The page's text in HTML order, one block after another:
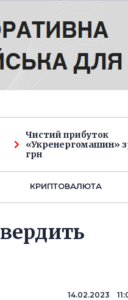
Чистий прибуток
«Укренергомашин»
грн
КРИПТОВАЛЮТА
14.02.2023